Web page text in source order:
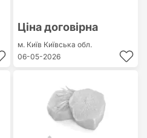
Ціна договірна
м. Київ Київська обл.
06-05-2026